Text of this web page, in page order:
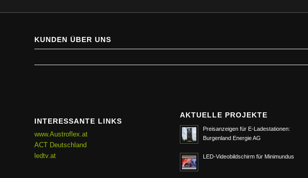
KUNDEN ÜBER UNS
INTERESSANTE LINKS
www.Austroflex.at
ACT Deutschland
ledtv.at
AKTUELLE PROJEKTE
Preisanzeigen für E-Ladestationen:
Burgenland Energie AG
LED-Videobildschirm für Minimundus